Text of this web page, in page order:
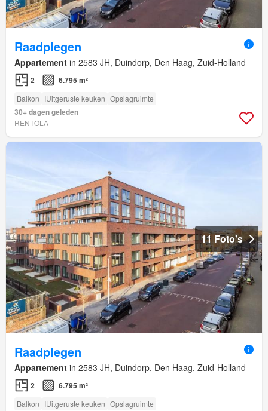
Raadplegen
Appartement in 2583 JH, Duindorp, Den Haag, Zuid-Holland
2 6.795 m²
Balkon IUitgeruste keuken Opslagruimte
30+ dagen geleden
RENTOLA
11 Foto's
Raadplegen
Appartement in 2583 JH, Duindorp, Den Haag, Zuid-Holland
2 6.795 m²
Balkon IUitgeruste keuken Opslagruimte